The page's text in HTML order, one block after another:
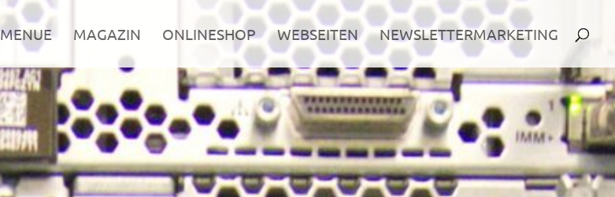
MAGAZIN ONLINESHOP WEBSEITEN NEWSLETTERMARKETING